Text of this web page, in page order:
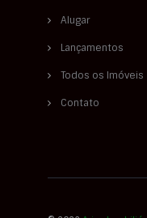
Alugar
Lançamentos
Todos os Imóveis
Contato